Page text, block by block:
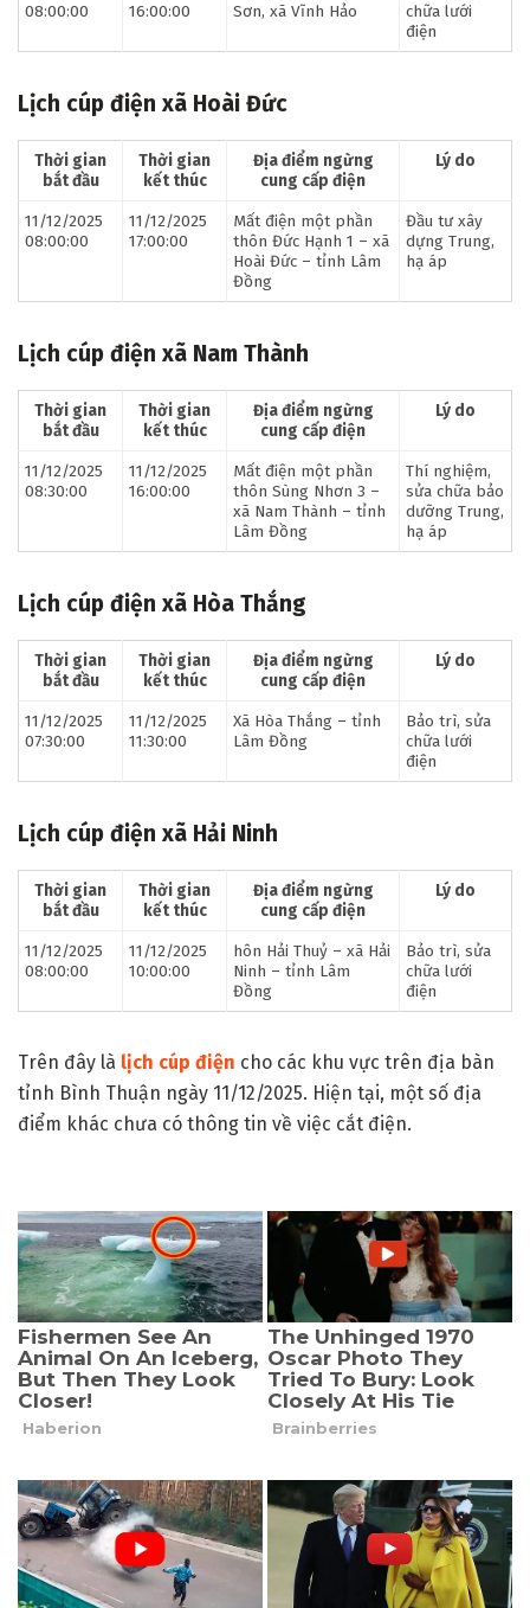
08:00:00
16:00:00
Sơn, xã Vĩnh Hảo
chữa lưới
điện
Lịch cúp điện xã Hoài Đức
Thời gian
bắt đầu
Thời gian
kết thúc
Địa điểm ngừng
cung cấp điện
Lý do
11/12/2025
08:00:00
11/12/2025
17:00:00
Mất điện một phần
thôn Đức Hạnh 1 – xã
Hoài Đức – tỉnh Lâm
Đồng
Đầu tư xây
dựng Trung,
hạ áp
Lịch cúp điện xã Nam Thành
Thời gian
bắt đầu
Thời gian
kết thúc
Địa điểm ngừng
cung cấp điện
Lý do
11/12/2025
08:30:00
11/12/2025
16:00:00
Mất điện một phần
thôn Sùng Nhơn 3 –
xã Nam Thành – tỉnh
Lâm Đồng
Thí nghiệm,
sửa chữa bảo
dưỡng Trung,
hạ áp
Lịch cúp điện xã Hòa Thắng
Thời gian
bắt đầu
Thời gian
kết thúc
Địa điểm ngừng
cung cấp điện
Lý do
11/12/2025
07:30:00
11/12/2025
11:30:00
Xã Hòa Thắng – tỉnh
Lâm Đồng
Bảo trì, sửa
chữa lưới
điện
Lịch cúp điện xã Hải Ninh
Thời gian
bắt đầu
Thời gian
kết thúc
Địa điểm ngừng
cung cấp điện
Lý do
11/12/2025
08:00:00
11/12/2025
10:00:00
hôn Hải Thuỷ – xã Hải
Ninh – tỉnh Lâm
Đồng
Bảo trì, sửa
chữa lưới
điện
Trên đây là lịch cúp điện cho các khu vực trên địa bàn
tỉnh Bình Thuận ngày 11/12/2025. Hiện tại, một số địa
điểm khác chưa có thông tin về việc cắt điện.